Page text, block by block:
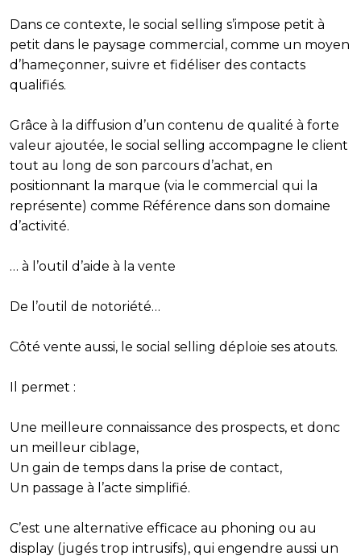
Dans ce contexte, le social selling s’impose petit à
petit dans le paysage commercial, comme un moyen
d’hameçonner, suivre et fidéliser des contacts
qualifiés.
Grâce à la diffusion d’un contenu de qualité à forte
valeur ajoutée, le social selling accompagne le client
tout au long de son parcours d’achat, en
positionnant la marque (via le commercial qui la
représente) comme Référence dans son domaine
d’activité.
… à l’outil d’aide à la vente
De l’outil de notoriété…
Côté vente aussi, le social selling déploie ses atouts.
Il permet :
Une meilleure connaissance des prospects, et donc
un meilleur ciblage,
Un gain de temps dans la prise de contact,
Un passage à l’acte simplifié.
C’est une alternative efficace au phoning ou au
display (jugés trop intrusifs), qui engendre aussi un